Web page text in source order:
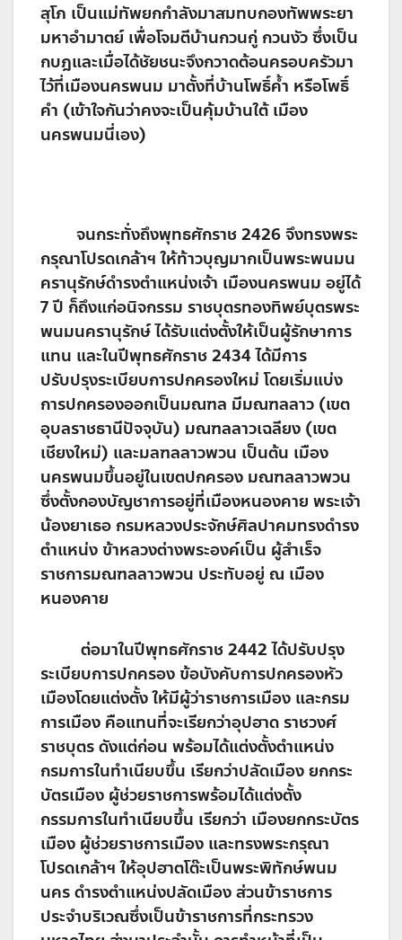
สุโภ เป็นแม่ทัพยกกำลังมาสมทบกองทัพพระยา
มหาอำมาตย์ เพื่อโจมตีบ้านกวนกู่ กวนงัว ซึ่งเป็น
กบฎและเมื่อได้ชัยชนะจึงกวาดต้อนครอบครัวมา
ไว้ที่เมืองนครพนม มาตั้งที่บ้านโพธิ์ค้ำ หรือโพธิ์
คำ (เข้าใจกันว่าคงจะเป็นคุ้มบ้านใต้ เมือง
นครพนมนี่เอง)
จนกระทั่งถึงพุทธศักราช 2426 จึงทรงพระ
กรุณาโปรดเกล้าฯ ให้ท้าวบุญมากเป็นพระพนมน
ครานุรักษ์ดำรงตำแหน่งเจ้า เมืองนครพนม อยู่ได้
7 ปี ก็ถึงแก่อนิจกรรม ราชบุตรทองทิพย์บุตรพระ
พนมนครานุรักษ์ ได้รับแต่งตั้งให้เป็นผู้รักษาการ
แทน และในปีพุทธศักราช 2434 ได้มีการ
ปรับปรุงระเบียบการปกครองใหม่ โดยเริ่มแบ่ง
การปกครองออกเป็นมณฑล มีมณฑลลาว (เขต
อุบลราชธานีปัจจุบัน) มณฑลลาวเฉลียง (เขต
เชียงใหม่) และมลฑลลาวพวน เป็นต้น เมือง
นครพนมขึ้นอยู่ในเขตปกครอง มณฑลลาวพวน
ซึ่งตั้งกองบัญชาการอยู่ที่เมืองหนองคาย พระเจ้า
น้องยาเธอ กรมหลวงประจักษ์ศิลปาคมทรงดำรง
ตำแหน่ง ข้าหลวงต่างพระองค์เป็น ผู้สำเร็จ
ราชการมณฑลลาวพวน ประทับอยู่ ณ เมือง
หนองคาย
ต่อมาในปีพุทธศักราช 2442 ได้ปรับปรุง
ระเบียบการปกครอง ข้อบังคับการปกครองหัว
เมืองโดยแต่งตั้ง ให้มีผู้ว่าราชการเมือง และกรม
การเมือง คือแทนที่จะเรียกว่าอุปฮาด ราชวงศ์
ราชบุตร ดังแต่ก่อน พร้อมได้แต่งตั้งตำแหน่ง
กรมการในทำเนียบขึ้น เรียกว่าปลัดเมือง ยกกระ
บัตรเมือง ผู้ช่วยราชการพร้อมได้แต่งตั้ง
กรรมการในทำเนียบขึ้น เรียกว่า เมืองยกกระบัตร
เมือง ผู้ช่วยราชการเมือง และทรงพระกรุณา
โปรดเกล้าฯ ให้อุปฮาตโต๊ะเป็นพระพิทักษ์พนม
นคร ดำรงตำแหน่งปลัดเมือง ส่วนข้าราชการ
ประจำบริเวณซึ่งเป็นข้าราชการที่กระทรวง